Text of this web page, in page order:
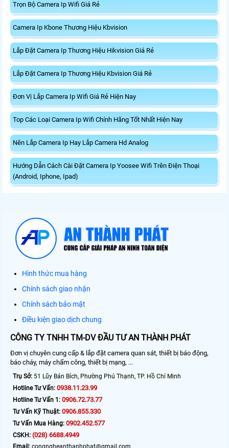
Trọn Bộ Camera Ip Wifi Giá Rẻ
Camera Ip Kbone Thương Hiệu Kbvision
Lắp Đặt Camera Ip Thương Hiệu Hikvision Giá Rẻ
Lắp Đặt Camera Ip Thương Hiệu Kbvision Giá Rẻ
Đơn Vị Lắp Camera Ip Wifi Giá Rẻ Hiện Nay
Top Các Loại Camera Ip Wifi Chính Hãng Tốt Nhất Hiện Nay
Nên Lắp Camera Ip Hay Lắp Camera Hd Analog
Hướng Dẫn Cách Cài Đặt Camera Ip Yoosee Wifi Trên Điện Thoại
(Android, Iphone, Ipad)
Hình thức mua hàng
Chính sách giao nhận
Chính sách bảo mật
Điều kiện giao dịch chung
CÔNG TY TNHH TM-DV ĐẦU TƯ AN THÀNH PHÁT
Đơn vị chuyên cung cấp & lắp đặt camera quan sát, thiết bị báo động,
báo cháy, máy chấm công, thiết bị mạng, ...
Trụ Sở: 51 Lũy Bán Bích, Phường Phú Thạnh, TP. Hồ Chí Minh
Hotline Tư Vấn: 0938.11.23.99
Hotline Tư Vấn 1: 0906.72.73.77
Tư Vấn Kỹ Thuật: 0906.855.330
Tư Vấn Mua Hàng: 0902.452.577
CSKH: (028) 6688.4949